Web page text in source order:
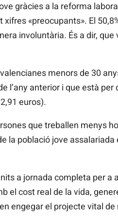
gràcies a la reforma
«preocupants». El
involuntària. És a dir, que
menors de 30
l’any anterior i que està per
euros).
que treballen menys
la població jove
a jornada completa per a
el cost real de la vida,
engegar el projecte vital